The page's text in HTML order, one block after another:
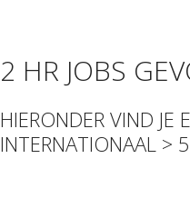
2 HR JOBS
HIERONDER VIND
INTERNATIONAAL >